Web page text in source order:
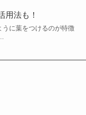
用法も！
に葉をつけるのが特徴